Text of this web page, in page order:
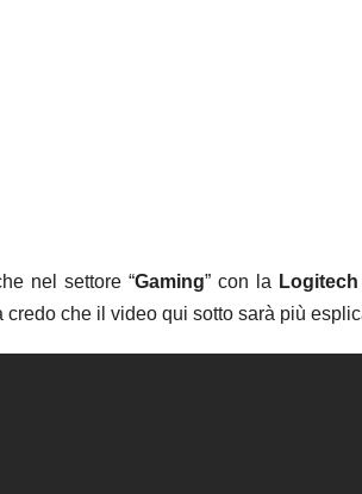
nel settore “Gaming” con la
che il video qui sotto sarà più